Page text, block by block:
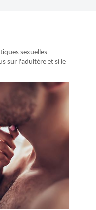
sexuelles
sur l'adultère et si le